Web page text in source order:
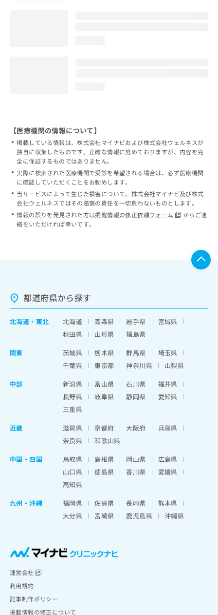
【医療機関の情報について】
掲載している情報は、株式会社マイナビおよび株式会社ウェルネスが
独自に収集したものです。正確な情報に努めておりますが、内容を完
全に保証するものではありません。
実際に検索された医療機関で受診を希望される場合は、必ず医療機関
に確認していただくことをお勧めします。
当サービスによって生じた損害について、株式会社マイナビ及び株式
会社ウェルネスではその賠償の責任を一切負わないものとします。
情報の誤りを発見された方は掲載情報の修正依頼フォーム
からご連
絡をいただければ幸いです。
都道府県から探す
北海道 ・ 東北 北海道 青森県 岩手県
宮城県
秋田県
山形県
福島県
関東
茨城県 栃木県 群馬県
埼玉県
千葉県
東京都 神奈川県
山梨県
中部
新潟県 富山県 石川県
福井県
長野県
岐阜県 静岡県
愛知県
三重県
近畿
滋賀県 京都府 大阪府
兵庫県
奈良県
和歌山県
中国・四国
鳥取県 島根県 岡山県
広島県
山口県
徳島県 香川県
愛媛県
高知県
九州・沖縄
福岡県 佐賀県 長崎県
熊本県
大分県
宮崎県 鹿児島県 沖縄県
運営会社
利用規約
記事制作ポリシー
掲載情報の修正について